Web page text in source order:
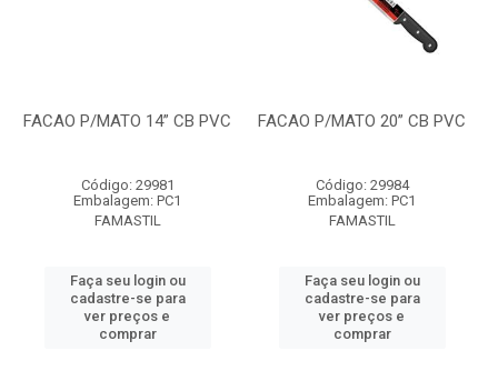
FACAO P/MATO 14” CB PVC
Código: 29981
Embalagem: PC1
FAMASTIL
Faça seu login ou
cadastre-se para
ver preços e
comprar
FACAO P/MATO 20” CB PVC
Código: 29984
Embalagem: PC1
FAMASTIL
Faça seu login ou
cadastre-se para
ver preços e
comprar